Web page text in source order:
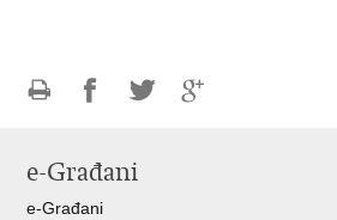
FacebookuTwitteru
e-Građani
e-Građani